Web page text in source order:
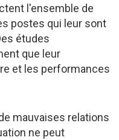
l'ensemble de
postes qui leur sont
études
que leur
et les performances
mauvaises relations
ne peut